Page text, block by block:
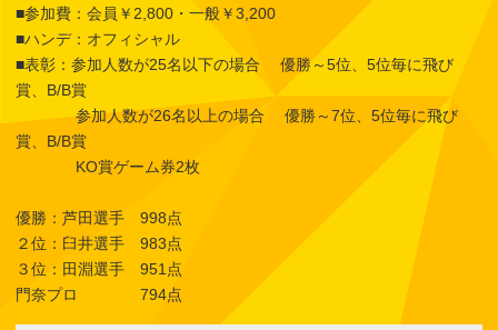
■参加費：会員￥2,800・一般￥3,200
■ハンデ：オフィシャル
■表彰：参加人数が25名以下の場合 優勝～5位、5位毎に飛び
賞、B/B賞
参加人数が26名以上の場合 優勝～7位、5位毎に飛び
賞、B/B賞
KO賞ゲーム券2枚
優勝：芦田選手 998点
２位：臼井選手 983点
３位：田淵選手 951点
門奈プロ 794点